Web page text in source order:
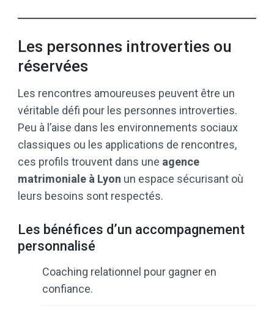
Les personnes introverties ou
réservées
Les rencontres amoureuses peuvent être un
véritable défi pour les personnes introverties.
Peu à l’aise dans les environnements sociaux
classiques ou les applications de rencontres,
ces profils trouvent dans une agence
matrimoniale à Lyon un espace sécurisant où
leurs besoins sont respectés.
Les bénéfices d’un accompagnement
personnalisé
Coaching relationnel pour gagner en
confiance.